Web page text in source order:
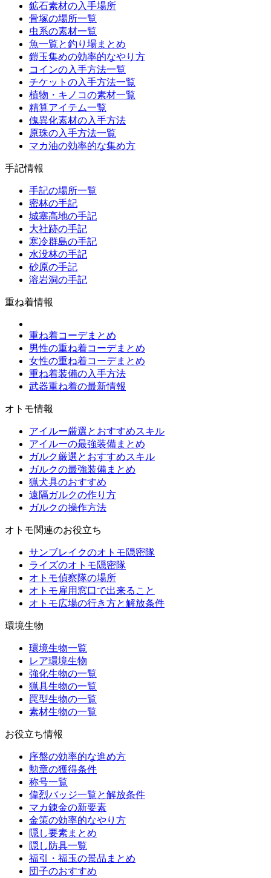
鉱石素材の入手場所
骨塚の場所一覧
虫系の素材一覧
魚一覧と釣り場まとめ
鎧玉集めの効率的なやり方
コインの入手方法一覧
チケットの入手方法一覧
植物・キノコの素材一覧
精算アイテム一覧
傀異化素材の入手方法
原珠の入手方法一覧
マカ油の効率的な集め方
手記情報
手記の場所一覧
密林の手記
城塞高地の手記
大社跡の手記
寒冷群島の手記
水没林の手記
砂原の手記
溶岩洞の手記
重ね着情報
重ね着コーデまとめ
男性の重ね着コーデまとめ
女性の重ね着コーデまとめ
重ね着装備の入手方法
武器重ね着の最新情報
オトモ情報
アイルー厳選とおすすめスキル
アイルーの最強装備まとめ
ガルク厳選とおすすめスキル
ガルクの最強装備まとめ
猟犬具のおすすめ
遠隔ガルクの作り方
ガルクの操作方法
オトモ関連のお役立ち
サンブレイクのオトモ隠密隊
ライズのオトモ隠密隊
オトモ偵察隊の場所
オトモ雇用窓口で出来ること
オトモ広場の行き方と解放条件
環境生物
環境生物一覧
レア環境生物
強化生物の一覧
猟具生物の一覧
罠型生物の一覧
素材生物の一覧
お役立ち情報
序盤の効率的な進め方
勲章の獲得条件
称号一覧
偉烈バッジ一覧と解放条件
マカ錬金の新要素
金策の効率的なやり方
隠し要素まとめ
隠し防具一覧
福引・福玉の景品まとめ
団子のおすすめ